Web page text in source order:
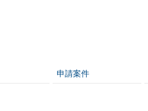
申請案件